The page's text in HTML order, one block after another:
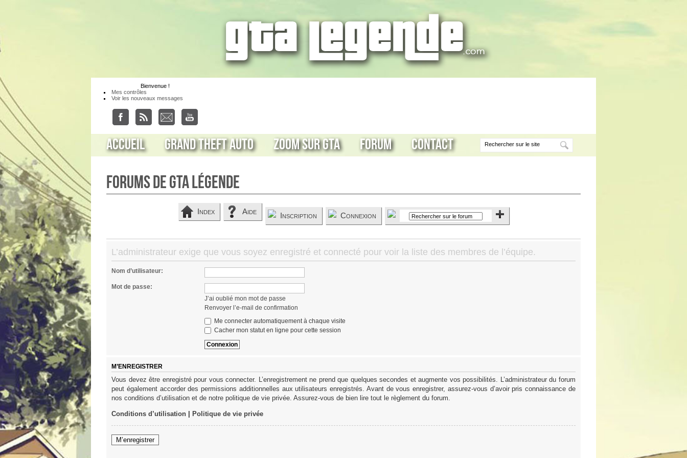
Bienvenue !
Mes contrôles
Voir les nouveaux messages
Accueil Grand Theft Auto Zoom sur GTA Forum Contact
Forums de GTA Légende
Index Aide Inscription Connexion
L’administrateur exige que vous soyez enregistré et connecté pour voir la liste des membres de l’équipe.
Nom d’utilisateur:
Mot de passe:
J’ai oublié mon mot de passe
Renvoyer l’e-mail de confirmation
Me connecter automatiquement à chaque visite
Cacher mon statut en ligne pour cette session
M’ENREGISTRER
Vous devez être enregistré pour vous connecter. L’enregistrement ne prend que quelques secondes et augmente vos possibilités. L’administrateur du forum
peut également accorder des permissions additionnelles aux utilisateurs enregistrés. Avant de vous enregistrer, assurez-vous d’avoir pris connaissance de
nos conditions d’utilisation et de notre politique de vie privée. Assurez-vous de bien lire tout le règlement du forum.
Conditions d’utilisation Politique de vie privée
M’enregistrer